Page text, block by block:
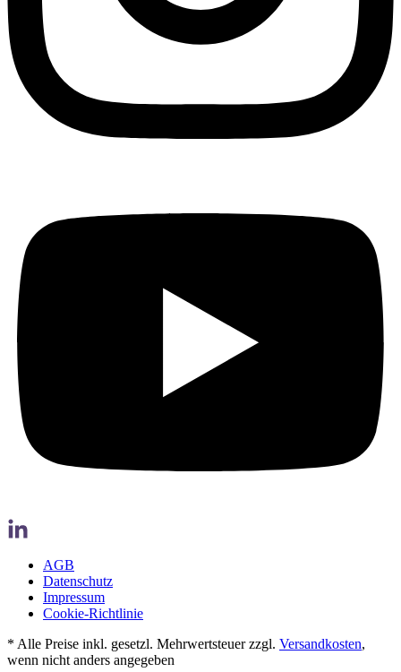
AGB
Datenschutz
Impressum
Cookie-Richtlinie
* Alle Preise inkl. gesetzl. Mehrwertsteuer zzgl. Versandkosten,
wenn nicht anders angegeben